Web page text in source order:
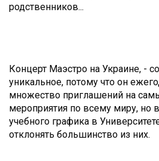
родственников...
Концерт Маэстро на Украине, -
уникальное, потому что он
множество приглашений на
мероприятия по всему миру, но
учебного графика в
отклонять большинство из них.